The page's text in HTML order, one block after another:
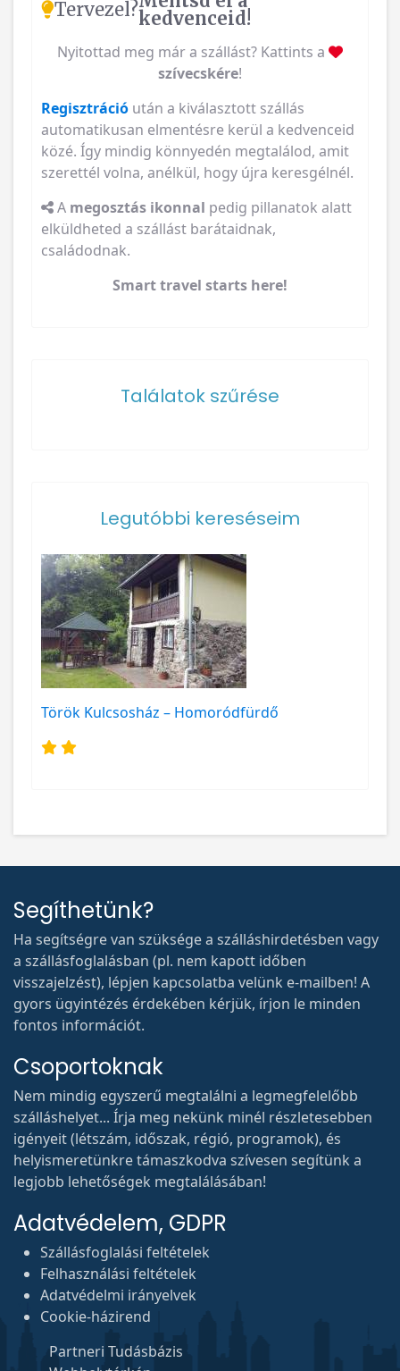
Tervezel?kedvenceid!
Nyitottad meg már a szállást? Kattints a
szívecskére!
Regisztráció után a kiválasztott szállás
automatikusan elmentésre kerül a kedvenceid
közé. Így mindig könnyedén megtalálod, amit
szerettél volna, anélkül, hogy újra keresgélnél.
A megosztás ikonnal pedig pillanatok alatt
elküldheted a szállást barátaidnak,
családodnak.
Smart travel starts here!
Találatok szűrése
Legutóbbi kereséseim
Török Kulcsosház – Homoródfürdő
Segíthetünk?
Ha segítségre van szüksége a szálláshirdetésben vagy
a szállásfoglalásban (pl. nem kapott időben
visszajelzést), lépjen kapcsolatba velünk e-mailben! A
gyors ügyintézés érdekében kérjük, írjon le minden
fontos információt.
Csoportoknak
Nem mindig egyszerű megtalálni a legmegfelelőbb
szálláshelyet... Írja meg nekünk minél részletesebben
igényeit (létszám, időszak, régió, programok), és
helyismeretünkre támaszkodva szívesen segítünk a
legjobb lehetőségek megtalálásában!
Adatvédelem, GDPR
Szállásfoglalási feltételek
Felhasználási feltételek
Adatvédelmi irányelvek
Cookie-házirend
Partneri Tudásbázis